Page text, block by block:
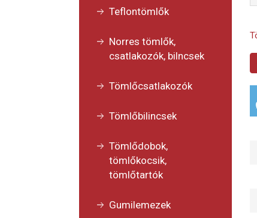
Teflontömlők
Norres tömlők,
csatlakozók, bilncsek
Tömlőcsatlakozók
Tömlőbilincsek
Tömlődobok,
tömlőkocsik,
tömlőtartók
Gumilemezek